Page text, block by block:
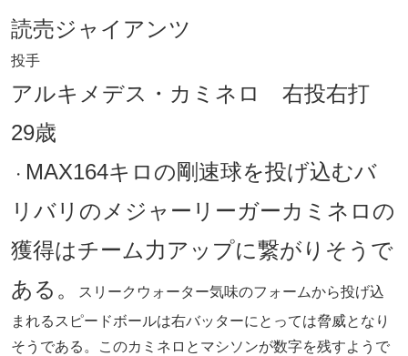
読売ジャイアンツ
投手
アルキメデス・カミネロ 右投右打
29歳
・ MAX164キロの剛速球を投げ込むバ
リバリのメジャーリーガーカミネロの
獲得はチーム力アップに繋がりそうで
ある。
スリークウォーター気味のフォームから投げ込
まれるスピードボールは右バッターにとっては脅威となり
そうである。このカミネロとマシソンが数字を残すようで